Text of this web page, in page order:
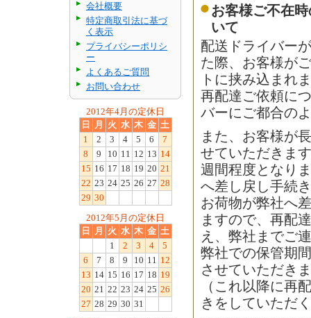
会社概要
特定商取引法に基づ
く表示
プライバシーポリシ
ー
よくあるご質問
お問い合わせ
2012年4月の定休日
日
月 火 水 木 金 土
1
2 3 4 5 6
7
8
9 10 11 12 13 14
15 16 17 18 19 20 21
22 23 24 25 26 27 28
29 30
2012年5月の定休日
日
月 火 水 木 金 土
1
2 3 4
5
6
7 8 9 10 11 12
13 14 15 16 17 18 19
20 21 22 23 24 25 26
27 28 29 30 31
お客様ご不在
いて
配送ドライバー
た際、お客様が
トに挟み込まれ
再配達ご依頼に
バーにご都合の
また、お客様が
せていただきま
週間程度となり
へ差し戻し手続
お荷物が弊社へ
ますので、再配
え、弊社までご
弊社での保管期
させていただき
（これ以降に再
きをしていただ